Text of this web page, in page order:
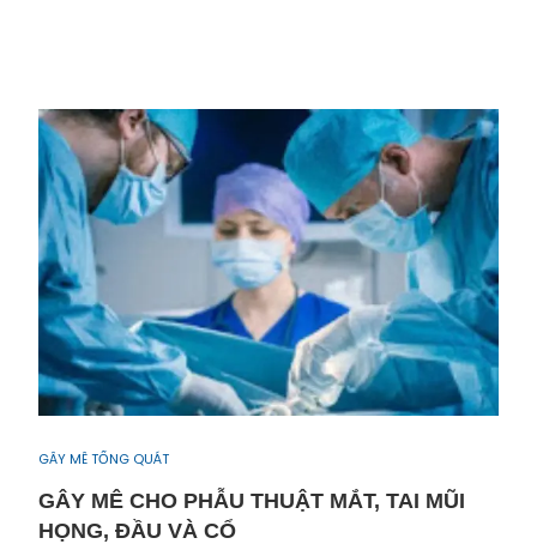
GÂY MÊ TỔNG QUÁT
GÂY MÊ CHO PHẪU THUẬT MẮT, TAI MŨI
HỌNG, ĐẦU VÀ CỔ